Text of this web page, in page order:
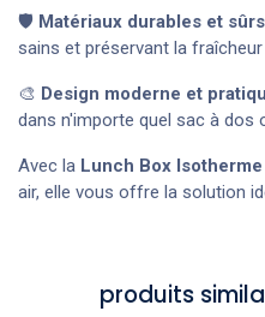
🛡️ Matériaux durables et sûrs
sains et préservant la
🎨 Design moderne et
dans n'importe quel sac à dos
Avec la Lunch Box
air, elle vous offre la solution
produits